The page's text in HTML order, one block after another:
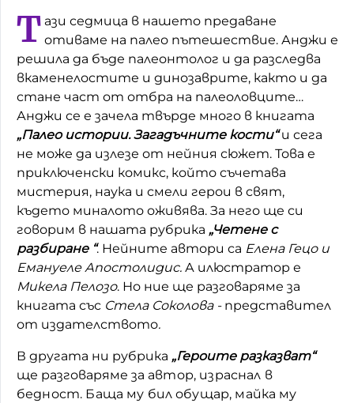
Домашен любимец
Питаме Ви
До ре ми
Т ази седмица в нашето предаване
отиваме на палео пътешествие. Анджи е
решила да бъде палеонтолог и да разследва
вкаменелостите и динозаврите, както и да
стане част от отбра на палеоловците…
Анджи се е зачела твърде много в книгата
„Палео истории. Загадъчните кости“и сега
не може да излезе от нейния сюжет. Това е
приключенски комикс, който съчетава
мистерия, наука и смели герои в свят,
където миналото оживява. За него ще си
говорим в нашата рубрика „Четене с
разбиране “. Нейните автори са Елена Гецо и
Емануеле Апостолидис. А илюстратор е
Микела Пелозо. Но ние ще разговаряме за
книгата със Стела Соколова - представител
от издателството.
В другата ни рубрика „Героите разказват“
ще разговаряме за автор, израснал в
бедност. Баща му бил обущар, майка му